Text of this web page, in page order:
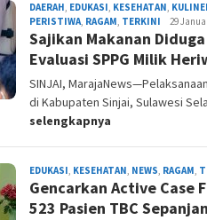
DAERAH, EDUKASI, KESEHATAN,
PERISTIWA, RAGAM, TERKINI Admin
Redaksi
29
Sajikan Makanan
Evaluasi SPPG Milik
SINJAI,
di Kabupaten Sinjai, Sulawesi
selengkapnya
EDUKASI, KESEHATAN, NEWS, RAGAM,
Gencarkan Active Case
523 Pasien TBC